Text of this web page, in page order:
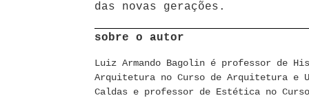
das novas gerações.
sobre o autor
Luiz Armando Bagolin é professor de
Arquitetura no Curso de Arquitetura e
Caldas e professor de Estética no